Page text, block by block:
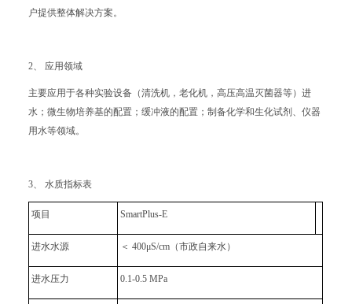
户提供整体解决方案。
2、 应用领域
主要应用于各种实验设备（清洗机，老化机，高压高温灭菌器等）进
水；微生物培养基的配置；缓冲液的配置；制备化学和生化试剂、仪器
用水等领域。
3、 水质指标表
项目 SmartPlus-E
进水水源 ＜ 400μS/cm（市政自来水）
进水压力 0.1-0.5 MPa